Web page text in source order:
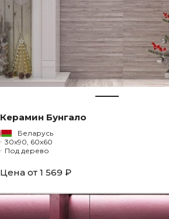
Керамин Бунгало
Беларусь
30x90, 60x60
Под дерево
Цена от 1 569 ₽